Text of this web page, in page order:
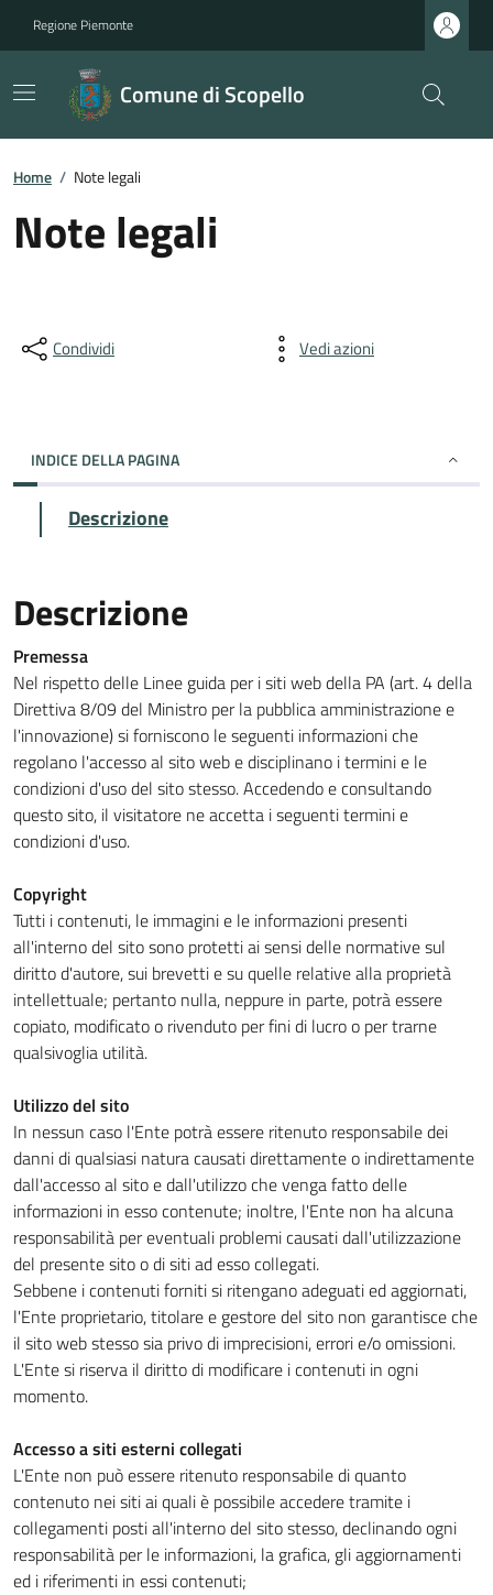
Regione Piemonte
Comune di Scopello
Home / Note legali
Note legali
Condividi Vedi azioni
INDICE DELLA PAGINA
Descrizione
Descrizione
Premessa
Nel rispetto delle Linee guida per i siti web della PA (art. 4 della
Direttiva 8/09 del Ministro per la pubblica amministrazione e
l'innovazione) si forniscono le seguenti informazioni che
regolano l'accesso al sito web e disciplinano i termini e le
condizioni d'uso del sito stesso. Accedendo e consultando
questo sito, il visitatore ne accetta i seguenti termini e
condizioni d'uso.
Copyright
Tutti i contenuti, le immagini e le informazioni presenti
all'interno del sito sono protetti ai sensi delle normative sul
diritto d'autore, sui brevetti e su quelle relative alla proprietà
intellettuale; pertanto nulla, neppure in parte, potrà essere
copiato, modificato o rivenduto per fini di lucro o per trarne
qualsivoglia utilità.
Utilizzo del sito
In nessun caso l'Ente potrà essere ritenuto responsabile dei
danni di qualsiasi natura causati direttamente o indirettamente
dall'accesso al sito e dall'utilizzo che venga fatto delle
informazioni in esso contenute; inoltre, l'Ente non ha alcuna
responsabilità per eventuali problemi causati dall'utilizzazione
del presente sito o di siti ad esso collegati.
Sebbene i contenuti forniti si ritengano adeguati ed aggiornati,
l'Ente proprietario, titolare e gestore del sito non garantisce che
il sito web stesso sia privo di imprecisioni, errori e/o omissioni.
L'Ente si riserva il diritto di modificare i contenuti in ogni
momento.
Accesso a siti esterni collegati
L'Ente non può essere ritenuto responsabile di quanto
contenuto nei siti ai quali è possibile accedere tramite i
collegamenti posti all'interno del sito stesso, declinando ogni
responsabilità per le informazioni, la grafica, gli aggiornamenti
ed i riferimenti in essi contenuti;